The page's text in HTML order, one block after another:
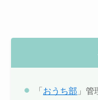
「 おうち部 」管